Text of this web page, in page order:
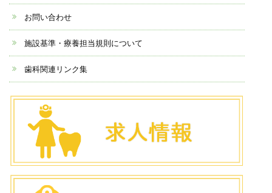
お問い合わせ
施設基準・療養担当規則について
歯科関連リンク集